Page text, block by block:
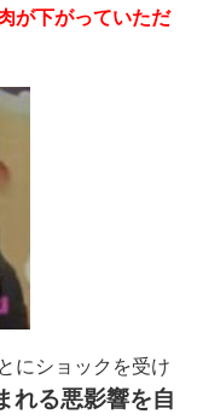
が下がっていただ
にショックを受け
れる悪影響を自